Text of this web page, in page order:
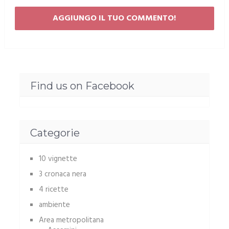
Find us on Facebook
Categorie
10 vignette
3 cronaca nera
4 ricette
ambiente
Area metropolitana